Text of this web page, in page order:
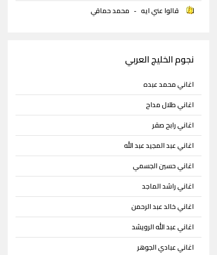
قالوا عني ايه - محمد حماقي
نجوم الخليج العربي
اغاني محمد عبده
اغاني طلال مداح
اغاني رابح صقر
اغاني عبد المجيد عبد الله
اغاني حسين الجسمي
اغاني راشد الماجد
اغاني خالد عبد الرحمن
اغاني عبد الله الرويشد
اغاني عبادي الجوهر